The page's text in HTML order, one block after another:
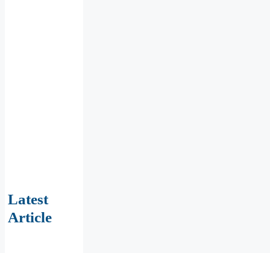
Latest
Article